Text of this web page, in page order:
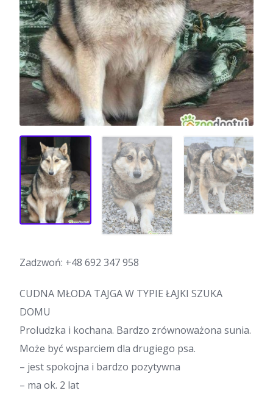
Zadzwoń: +48 692 347 958
CUDNA MŁODA TAJGA W TYPIE ŁAJKI SZUKA
DOMU
Proludzka i kochana. Bardzo zrównoważona sunia.
Może być wsparciem dla drugiego psa.
– jest spokojna i bardzo pozytywna
– ma ok. 2 lat